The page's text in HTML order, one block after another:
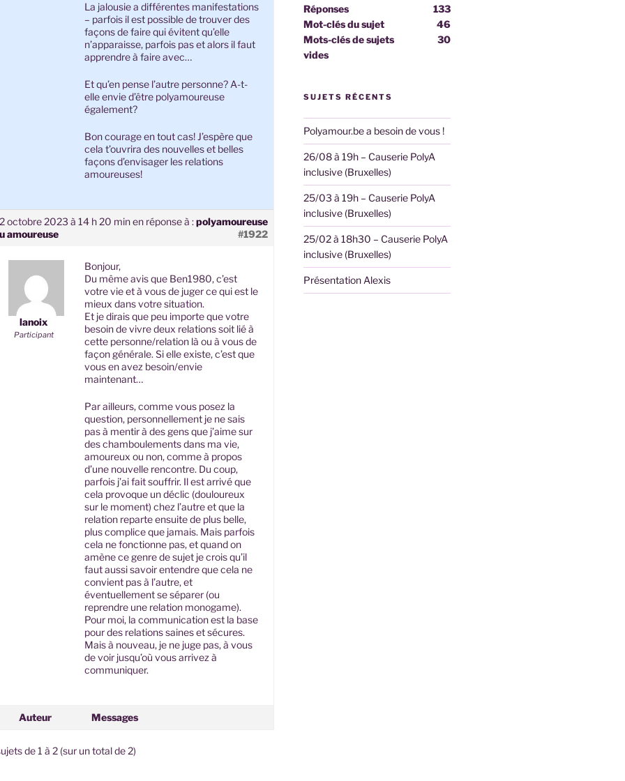
La jalousie a différentes manifestations
– parfois il est possible de trouver des
façons de faire qui évitent qu’elle
n’apparaisse, parfois pas et alors il faut
apprendre à faire avec…
Et qu’en pense l’autre personne? A-t-
elle envie d’être polyamoureuse
également?
Bon courage en tout cas! J’espère que
cela t’ouvrira des nouvelles et belles
façons d’envisager les relations
amoureuses!
octobre 2023 à 14 h 20 min en réponse à :polyamoureuse
amoureuse
#1922
lanoix
Participant
Bonjour,
Du même avis que Ben1980, c’est
votre vie et à vous de juger ce qui est le
mieux dans votre situation.
Et je dirais que peu importe que votre
besoin de vivre deux relations soit lié à
cette personne/relation là ou à vous de
façon générale. Si elle existe, c’est que
vous en avez besoin/envie
maintenant…
Par ailleurs, comme vous posez la
question, personnellement je ne sais
pas à mentir à des gens que j’aime sur
des chamboulements dans ma vie,
amoureux ou non, comme à propos
d’une nouvelle rencontre. Du coup,
parfois j’ai fait souffrir. Il est arrivé que
cela provoque un déclic (douloureux
sur le moment) chez l’autre et que la
relation reparte ensuite de plus belle,
plus complice que jamais. Mais parfois
cela ne fonctionne pas, et quand on
amène ce genre de sujet je crois qu’il
faut aussi savoir entendre que cela ne
convient pas à l’autre, et
éventuellement se séparer (ou
reprendre une relation monogame).
Pour moi, la communication est la base
pour des relations saines et sécures.
Mais à nouveau, je ne juge pas, à vous
de voir jusqu’où vous arrivez à
communiquer.
Auteur Messages
de 1 à 2 (sur un total de 2)
Réponses
133
Mot-clés du sujet
46
Mots-clés de sujets
vides
30
SUJETS RÉCENTS
Polyamour.be a besoin de vous !
26/08 à 19h – Causerie PolyA
inclusive (Bruxelles)
25/03 à 19h – Causerie PolyA
inclusive (Bruxelles)
25/02 à 18h30 – Causerie PolyA
inclusive (Bruxelles)
Présentation Alexis